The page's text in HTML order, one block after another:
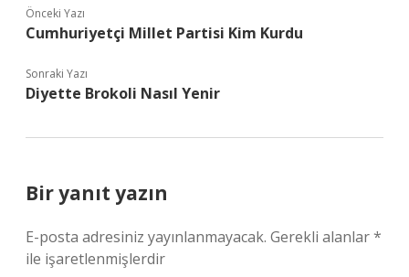
Önceki Yazı
Cumhuriyetçi Millet Partisi Kim Kurdu
Sonraki Yazı
Diyette Brokoli Nasıl Yenir
Bir yanıt yazın
E-posta adresiniz yayınlanmayacak. Gerekli alanlar*
ile işaretlenmişlerdir